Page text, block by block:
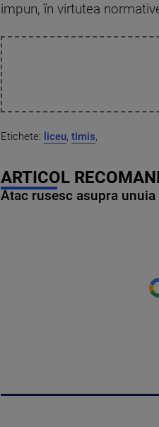
impun, în virtutea
Etichete: liceu, timis,
ARTICOL
Atac rusesc asupra